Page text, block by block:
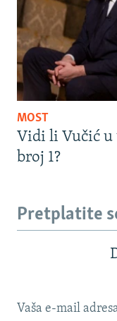
MOST
Vidi li Vučić
broj 1?
Pretplatite
Vaša e-mail